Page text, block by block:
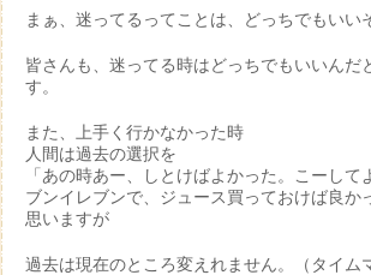
まぁ、迷ってるってことは、どっちでもいい
皆さんも、迷ってる時はどっちでもいいんだ
す。
また、上手く行かなかった時
人間は過去の選択を
「あの時あー、しとけばよかった。こーして
ブンイレブンで、ジュース買っておけば良か
思いますが
過去は現在のところ変えれません。（タイム